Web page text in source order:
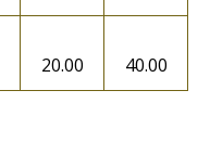
20.00 40.00